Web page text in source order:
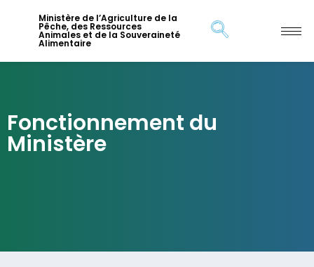
Ministère de l’Agriculture de la
Pêche, des Ressources
Animales et de la Souveraineté
Alimentaire
Fonctionnement du
Ministère